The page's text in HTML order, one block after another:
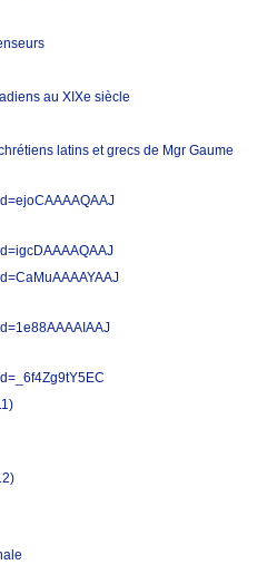
au XIXe siècle
latins et grecs de Mgr Gaume